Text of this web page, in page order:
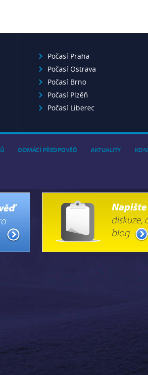
Počasí Praha
Počasí Ostrava
Počasí Brno
Počasí Plzěň
Počasí Liberec
DOMÁCÍ PŘEDPOVĚĎ AKTUALITY